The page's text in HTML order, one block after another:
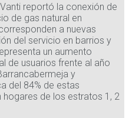
reportó la conexión de
de gas natural en
a nuevas
del servicio en barrios y
un aumento
de usuarios frente al año
y
del 84% de estas
hogares de los estratos 1, 2